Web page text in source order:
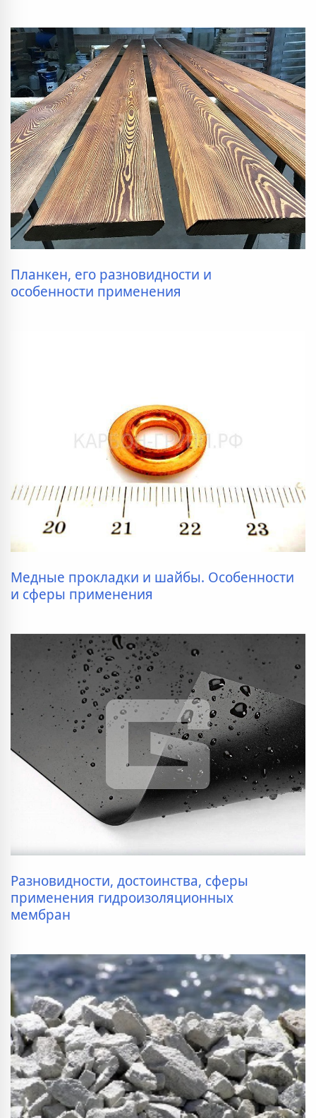
Планкен, его разновидности и
особенности применения
Медные прокладки и шайбы. Особенности
и сферы применения
Разновидности, достоинства, сферы
применения гидроизоляционных
мембран